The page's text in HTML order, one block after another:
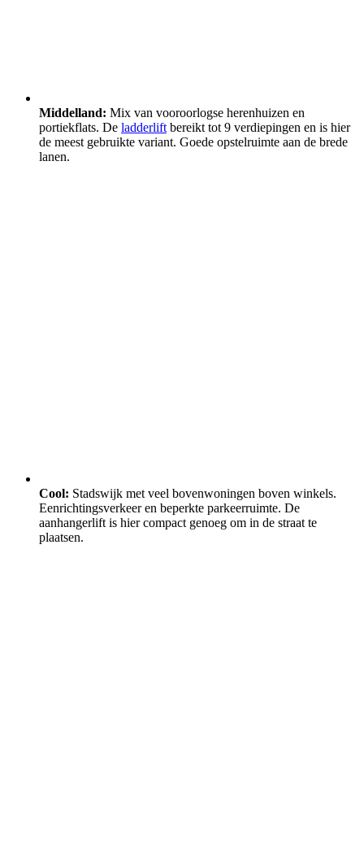
Middelland: Mix van vooroorlogse herenhuizen en
portiekflats. De ladderlift bereikt tot 9 verdiepingen en is hier
de meest gebruikte variant. Goede opstelruimte aan de brede
lanen.
Cool: Stadswijk met veel bovenwoningen boven winkels.
Eenrichtingsverkeer en beperkte parkeerruimte. De
aanhangerlift is hier compact genoeg om in de straat te
plaatsen.